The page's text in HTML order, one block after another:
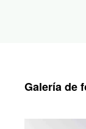
Galería de